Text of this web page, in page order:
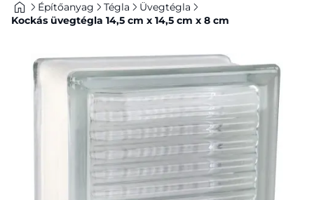
Építőanyag Tégla
Üvegtégla
Kockás üvegtégla 14,5 cm x 14,5 cm x 8 cm